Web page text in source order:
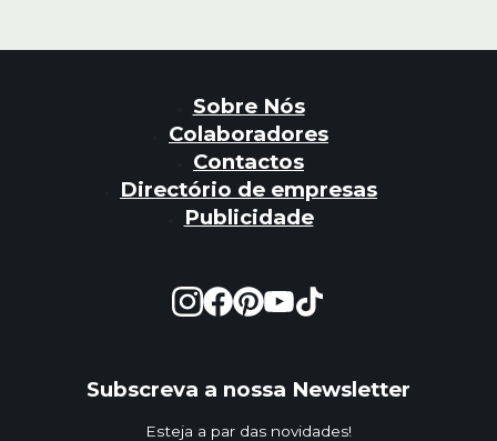
Sobre Nós
Colaboradores
Contactos
Directório de empresas
Publicidade
Subscreva a nossa Newsletter
Esteja a par das novidades!